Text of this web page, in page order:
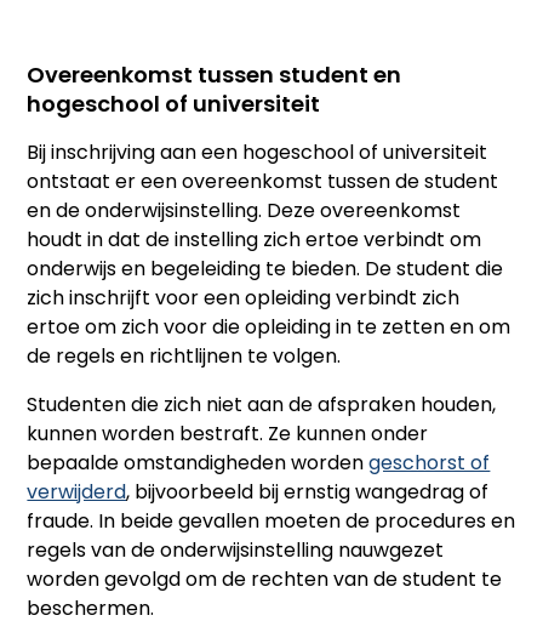
Overeenkomst tussen student en
hogeschool of universiteit
Bij inschrijving aan een hogeschool of universiteit
ontstaat er een overeenkomst tussen de student
en de onderwijsinstelling. Deze overeenkomst
houdt in dat de instelling zich ertoe verbindt om
onderwijs en begeleiding te bieden. De student die
zich inschrijft voor een opleiding verbindt zich
ertoe om zich voor die opleiding in te zetten en om
de regels en richtlijnen te volgen.
Studenten die zich niet aan de afspraken houden,
kunnen worden bestraft. Ze kunnen onder
bepaalde omstandigheden wordengeschorst of
verwijderd, bijvoorbeeld bij ernstig wangedrag of
fraude. In beide gevallen moeten de procedures en
regels van de onderwijsinstelling nauwgezet
worden gevolgd om de rechten van de student te
beschermen.